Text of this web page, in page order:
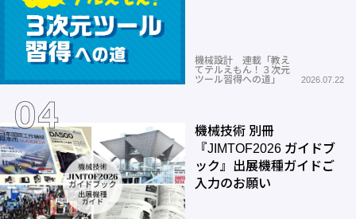
機械設計 連載「教え
てテルえもん！３次元
ツール習得への道」
2026.07.22
機械技術 別冊
『JIMTOF2026 ガイドブ
ック』出展機種ガイドご
入力のお願い